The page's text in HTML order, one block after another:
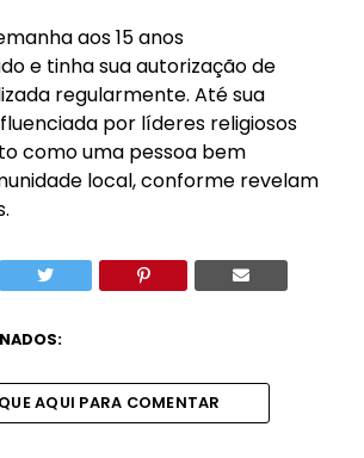
aos 15 anos
e tinha sua autorização de
regularmente. Até sua
por líderes religiosos
como uma pessoa bem
local, conforme revelam
AQUI PARA COMENTAR